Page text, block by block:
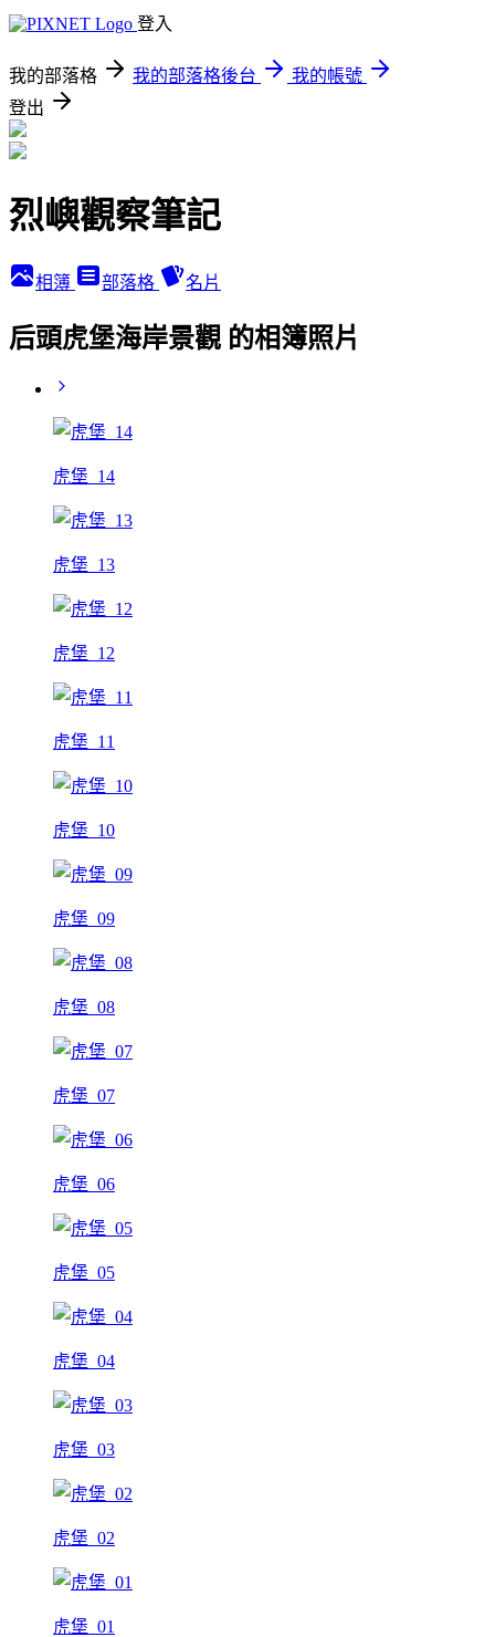
登入
我的部落格 我的部落格後台
我的帳號
登出
烈嶼觀察筆記
相簿 部落格 名片
后頭虎堡海岸景觀 的相簿照片
虎堡_14
虎堡_13
虎堡_12
虎堡_11
虎堡_10
虎堡_09
虎堡_08
虎堡_07
虎堡_06
虎堡_05
虎堡_04
虎堡_03
虎堡_02
虎堡_01